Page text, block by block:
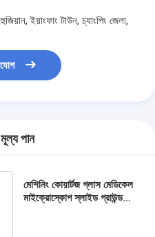
ইয়াংফাং টাউন, চ্যাংপিং জেলা,
পান
মেশিনিং কোয়ার্টজ গ্লাস মেডিকেল
মাইক্রোস্কোপ স্লাইড গ্রাউন্ড